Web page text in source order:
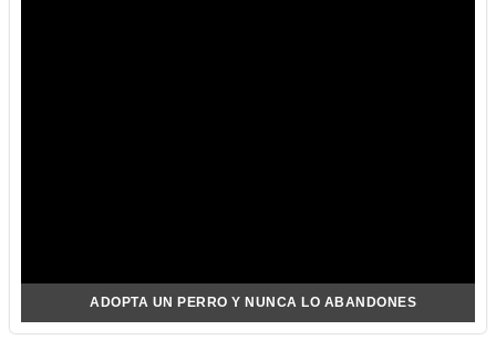
ADOPTA UN PERRO Y NUNCA LO ABANDONES